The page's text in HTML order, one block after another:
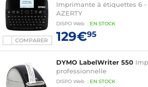
COMPARER
Imprimante à étiquettes 6 -
AZERTY
DISPO Web : EN STOCK
129€95
DYMO LabelWriter 550
professionnelle
DISPO Web : EN STOCK